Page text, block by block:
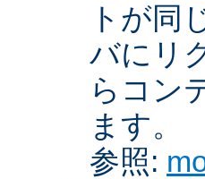
トが同
バにリ
らコン
ます。
参照: